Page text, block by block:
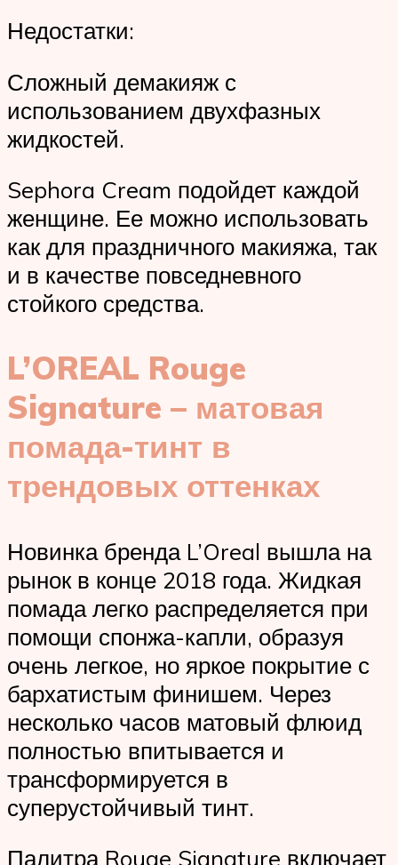
Недостатки:
Сложный демакияж с
использованием двухфазных
жидкостей.
Sephora Cream подойдет каждой
женщине. Ее можно использовать
как для праздничного макияжа, так
и в качестве повседневного
стойкого средства.
L’OREAL Rouge
Signature – матовая
помада-тинт в
трендовых оттенках
Новинка бренда L’Oreal вышла на
рынок в конце 2018 года. Жидкая
помада легко распределяется при
помощи спонжа-капли, образуя
очень легкое, но яркое покрытие с
бархатистым финишем. Через
несколько часов матовый флюид
полностью впитывается и
трансформируется в
суперустойчивый тинт.
Палитра Rouge Signature включает